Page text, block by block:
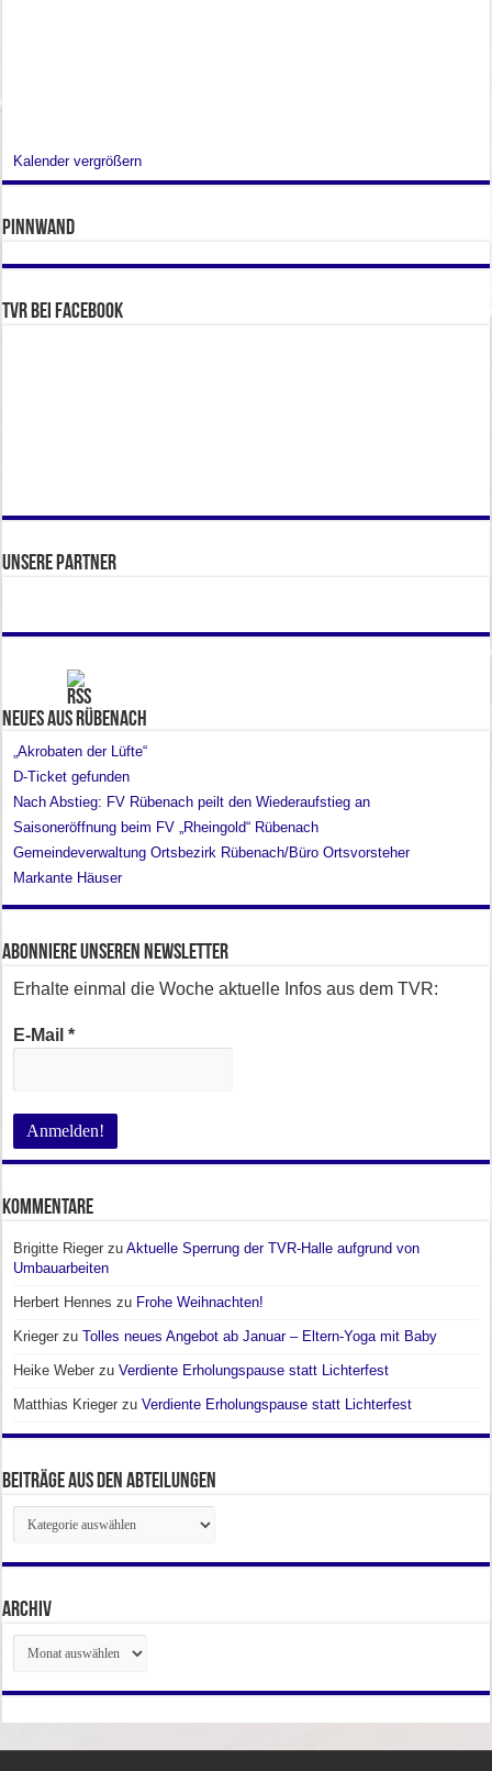
Kalender vergrößern
Pinnwand
TVR bei facebook
Unsere Partner
Neues aus Rübenach
„Akrobaten der Lüfte“
D-Ticket gefunden
Nach Abstieg: FV Rübenach peilt den Wiederaufstieg an
Saisoneröffnung beim FV „Rheingold“ Rübenach
Gemeindeverwaltung Ortsbezirk Rübenach/Büro Ortsvorsteher
Markante Häuser
Abonniere unseren Newsletter
Erhalte einmal die Woche aktuelle Infos aus dem TVR:
E-Mail*
Kommentare
Brigitte Rieger zuAktuelle Sperrung der TVR-Halle aufgrund von
Umbauarbeiten
Herbert Hennes zu Frohe Weihnachten!
Krieger zuTolles neues Angebot ab Januar – Eltern-Yoga mit Baby
Heike Weber zuVerdiente Erholungspause statt Lichterfest
Matthias Krieger zuVerdiente Erholungspause statt Lichterfest
Beiträge aus den Abteilungen
Beiträge
aus
den
Abteilungen
Archiv
Archiv